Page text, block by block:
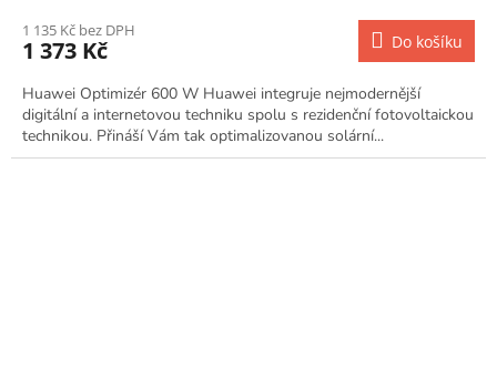
1 135 Kč bez DPH
1 373 Kč Do košíku
Huawei Optimizér 600 W Huawei integruje nejmodernější
digitální a internetovou techniku spolu s rezidenční fotovoltaickou
technikou. Přináší Vám tak optimalizovanou solární...